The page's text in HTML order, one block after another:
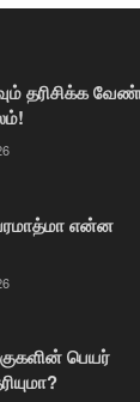
தரிசிக்க
என்ன
பெயர்